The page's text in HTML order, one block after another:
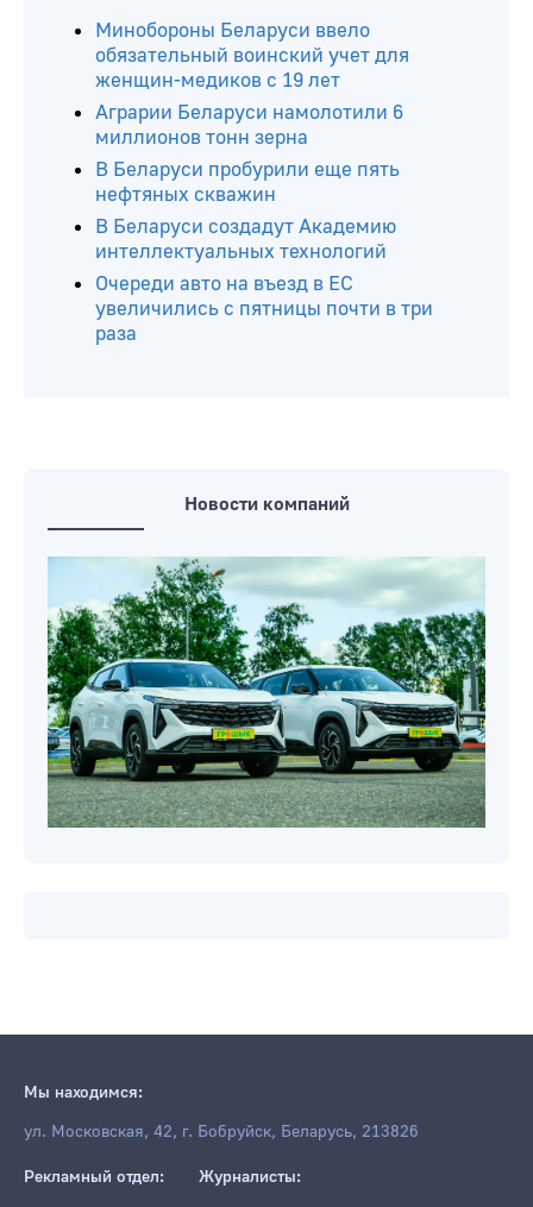
Минобороны Беларуси ввело
обязательный воинский учет для
женщин-медиков с 19 лет
Аграрии Беларуси намолотили 6
миллионов тонн зерна
В Беларуси пробурили еще пять
нефтяных скважин
В Беларуси создадут Академию
интеллектуальных технологий
Очереди авто на въезд в ЕС
увеличились с пятницы почти в три
раза
Новости компаний
Мы находимся:
ул. Московская, 42, г. Бобруйск, Беларусь, 213826
Рекламный отдел:
Журналисты: